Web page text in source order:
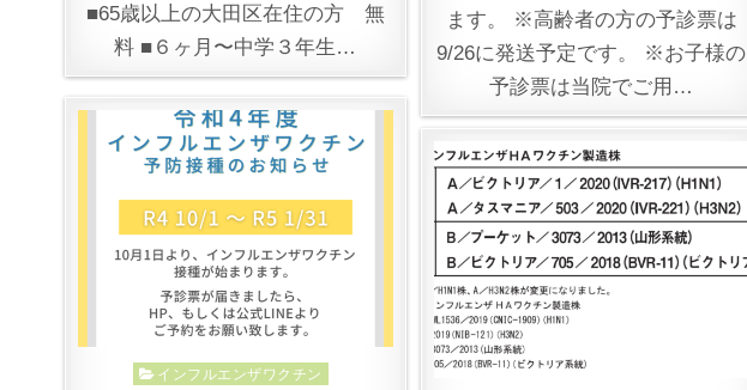
■65歳以上の大田区在住の方 無
料 ■６ヶ月〜中学３年生…
ます。 ※高齢者の方の予診票は
9/26に発送予定です。 ※お子様の
予診票は当院でご用…
Posted
インフルエンザワクチン